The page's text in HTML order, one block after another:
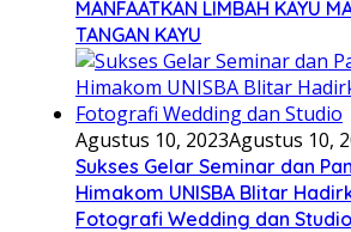
MANFAATKAN LIMBAH KAYU
TANGAN KAYU
Agustus 10, 2023Agustus 10,
Sukses Gelar Seminar dan
Himakom UNISBA Blitar
Fotografi Wedding dan Studio